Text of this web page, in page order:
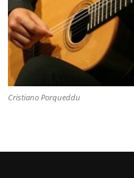
Cristiano Porqueddu